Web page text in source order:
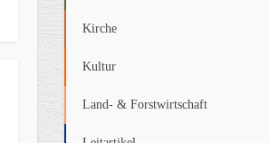
Kirche
Kultur
Land- & Forstwirtschaft